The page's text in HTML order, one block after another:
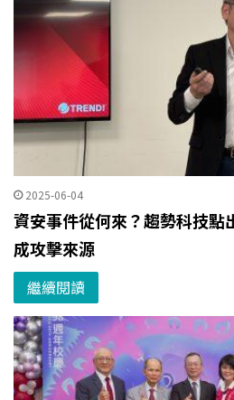
2025-06-04
資安事件從何來？趨勢科技
成攻擊來源
繼續閱讀